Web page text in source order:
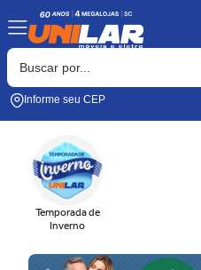
Informe seu CEP
Temporada de
Inverno